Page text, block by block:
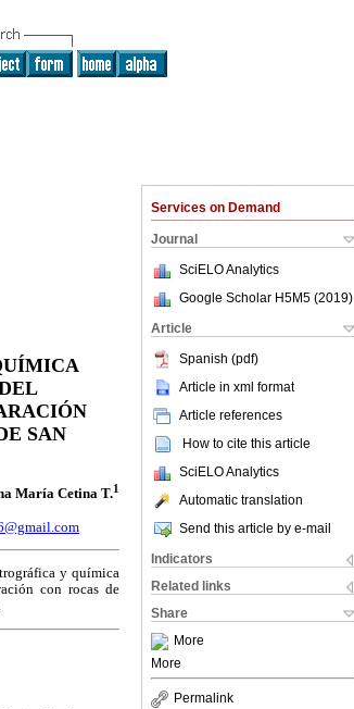
Services on Demand
Journal
SciELO Analytics
Google Scholar H5M5 (2019)
Article
Spanish (pdf)
Article in xml format
Article references
How to cite this article
SciELO Analytics
Automatic translation
Send this article by e-mail
Indicators
Related links
Share
More
More
Permalink
SAN
María Cetina T.1
y química
con rocas de